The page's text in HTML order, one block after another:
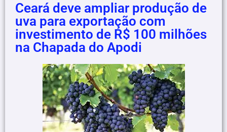
Ceará deve ampliar produção de
uva para exportação com
investimento de R$ 100 milhões
na Chapada do Apodi